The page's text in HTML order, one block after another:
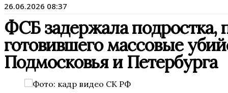
26.06.2026 08:37
ФСБ задержала подростка,
готовившего массовые
Подмосковья и Петербурга